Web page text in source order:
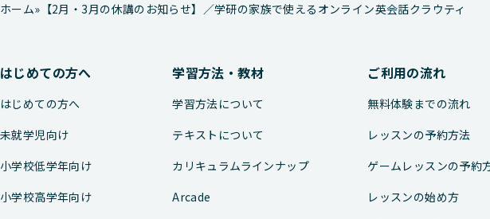
ホーム 【2月・3月の休講のお知らせ】／学研の家族で使えるオンライン英会話クラウティ
はじめての方へ
はじめての方へ
未就学児向け
小学校低学年向け
小学校高学年向け
学習方法・教材
学習方法について
テキストについて
カリキュラムラインナップ
Arcade
ご利用の流れ
無料体験までの流れ
レッスンの予約方法
ゲームレッスンの予約
レッスンの始め方